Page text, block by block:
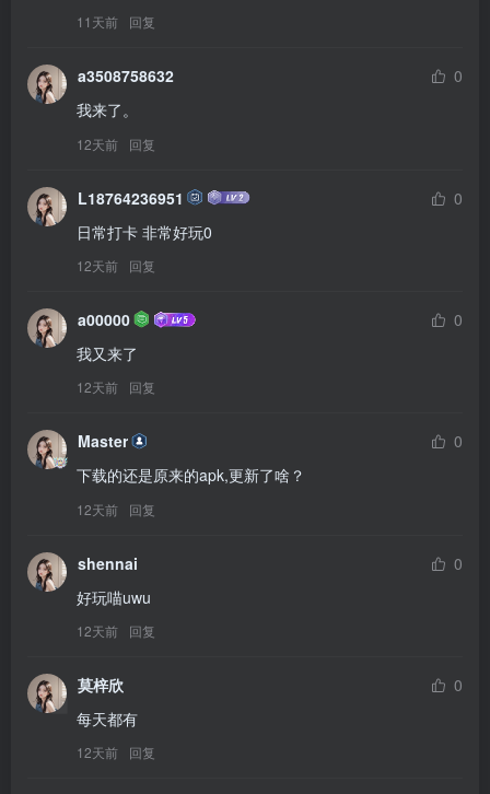
11天前 回复
a3508758632
0
我来了。
12天前 回复
L18764236951
0
日常打卡 非常好玩0
12天前 回复
a00000
0
我又来了
12天前 回复
Master
0
下载的还是原来的apk,更新了啥？
12天前 回复
shennai
0
好玩喵uwu
12天前 回复
莫梓欣
0
每天都有
12天前 回复